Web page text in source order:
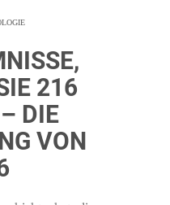
216
DIE
VON